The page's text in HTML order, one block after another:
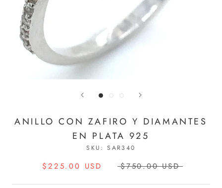
ANILLO CON ZAFIRO Y DIAMANTES
EN PLATA 925
SKU:SAR340
$225.00 USD $750.00 USD